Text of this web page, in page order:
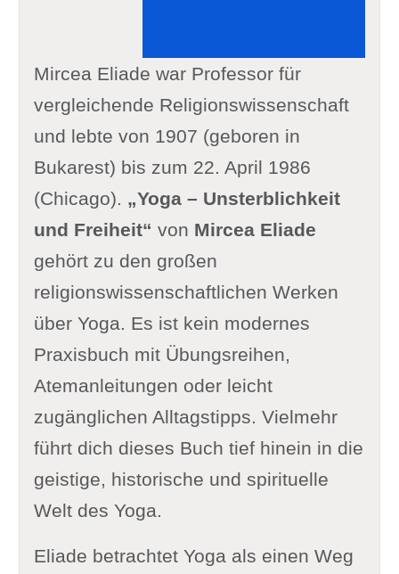
Mircea Eliade war Professor für
vergleichende Religionswissenschaft
und lebte von 1907 (geboren in
Bukarest) bis zum 22. April 1986
(Chicago). „Yoga – Unsterblichkeit
und Freiheit“ von Mircea Eliade
gehört zu den großen
religionswissenschaftlichen Werken
über Yoga. Es ist kein modernes
Praxisbuch mit Übungsreihen,
Atemanleitungen oder leicht
zugänglichen Alltagstipps. Vielmehr
führt dich dieses Buch tief hinein in die
geistige, historische und spirituelle
Welt des Yoga.
Eliade betrachtet Yoga als einen Weg